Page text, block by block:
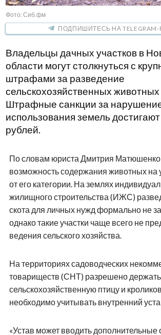
Фото: Сиб.фм
ПОДПИШИТЕСЬ НА
Владельцы дачных участков в
области могут столкнуться с
штрафами за разведение
сельскохозяйственных
Штрафные санкции за
использования земель
рублей.
По словам юриста Дмитрия
возможность содержания животных на
от его категории. На землях
жилищного строительства (ИЖС)
скота для личных нужд формально не
однако такие участки чаще всего не
ведения сельского хозяйства.
На территориях садоводческих
товариществ (СНТ) разрешено держать
сельскохозяйственную птицу и
необходимо учитывать внутренний
«Устав может вводить дополнительные